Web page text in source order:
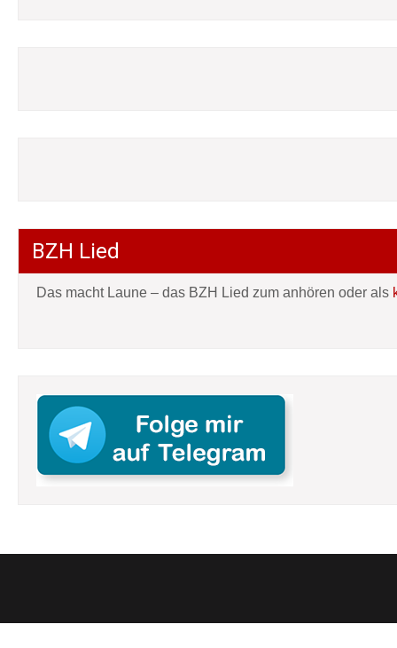
BZH Lied
Das macht Laune – das BZH Lied zum anhören oder als